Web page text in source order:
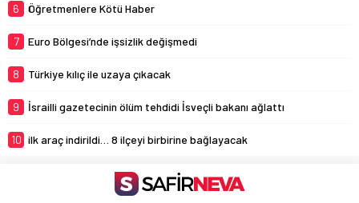
6 Öğretmenlere Kötü Haber
7 Euro Bölgesi’nde işsizlik değişmedi
8 Türkiye kılıç ile uzaya çıkacak
9 İsrailli gazetecinin ölüm tehdidi İsveçli bakanı ağlattı
10 ilk araç indirildi… 8 ilçeyi birbirine bağlayacak